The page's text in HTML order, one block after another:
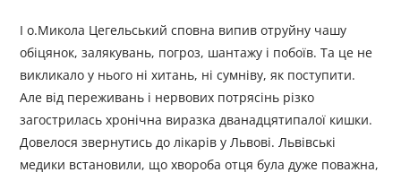
І о.Микола Цегельський сповна випив отруйну чашу
обіцянок, залякувань, погроз, шантажу і побоїв. Та це не
викликало у нього ні хитань, ні сумніву, як поступити.
Але від переживань і нервових потрясінь різко
загострилась хронічна виразка дванадцятипалої кишки.
Довелося звернутись до лікарів у Львові. Львівські
медики встановили, що хвороба отця була дуже поважна,